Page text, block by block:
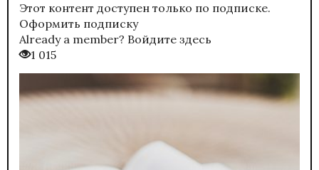
Этот контент доступен только по подписке.
Оформить подписку
Already a member? Войдите здесь
1 015